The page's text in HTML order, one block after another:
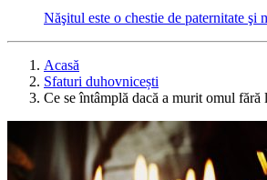
Năşitul este o chestie de paternitate şi
Acasă
Sfaturi duhovnicești
Ce se întâmplă dacă a murit omul fără